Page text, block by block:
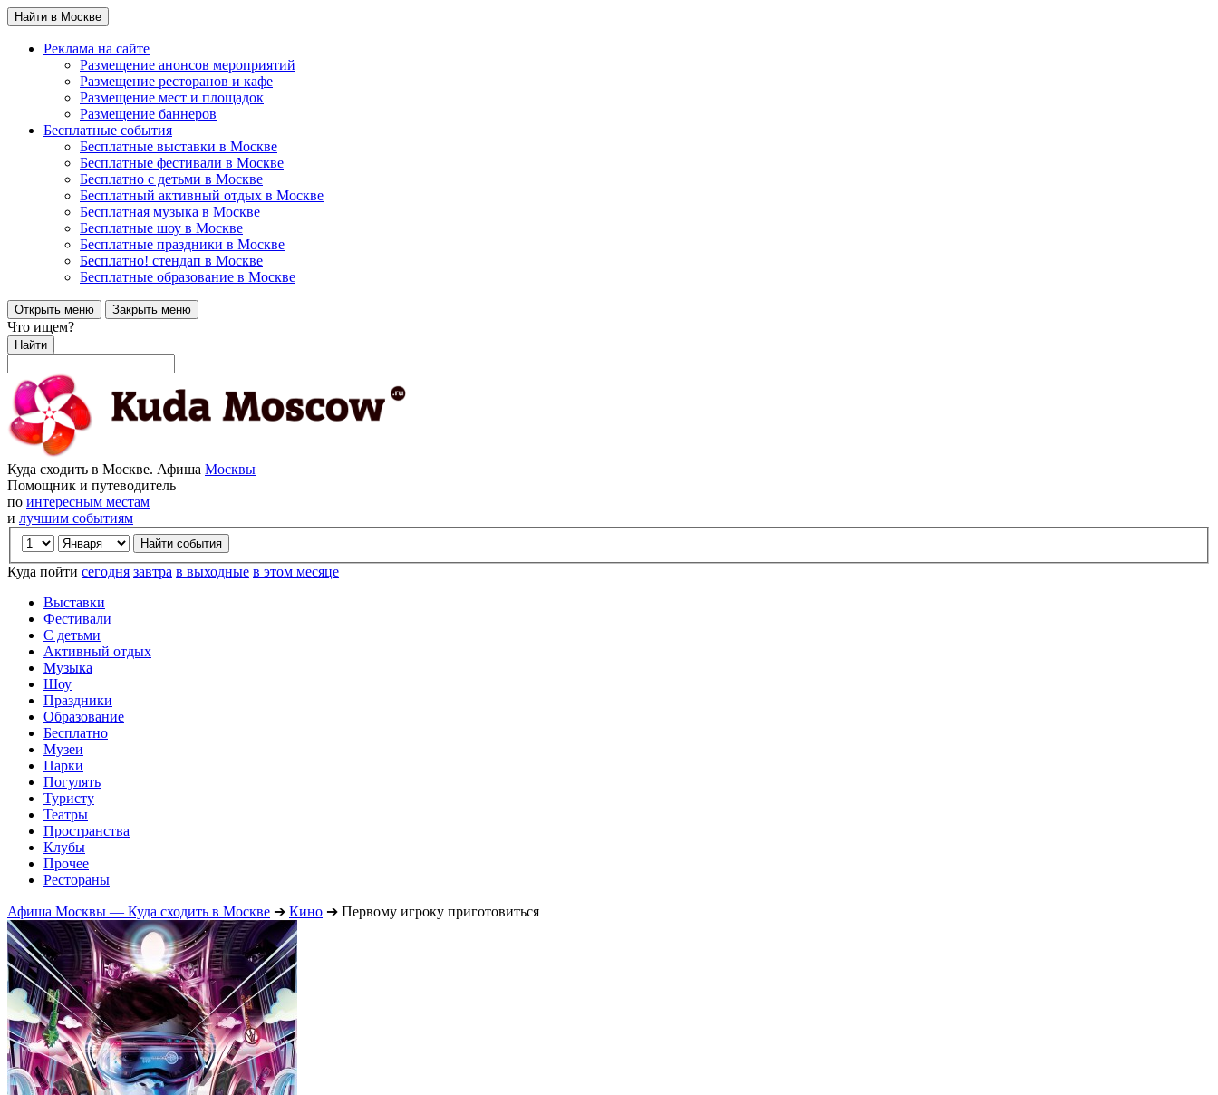
Найти в Москве
Реклама на сайте
Размещение анонсов мероприятий
Размещение ресторанов и кафе
Размещение мест и площадок
Размещение баннеров
Бесплатные события
Бесплатные выставки в Москве
Бесплатные фестивали в Москве
Бесплатно с детьми в Москве
Бесплатный активный отдых в Москве
Бесплатная музыка в Москве
Бесплатные шоу в Москве
Бесплатные праздники в Москве
Бесплатно! стендап в Москве
Бесплатные образование в Москве
Открыть меню Закрыть меню
Что ищем?
Найти
Куда сходить в Москве. Афиша Москвы
Помощник и путеводитель
по интересным местам
и лучшим событиям
Куда пойти сегодня завтра в выходные в этом месяце
Выставки
Фестивали
С детьми
Активный отдых
Музыка
Шоу
Праздники
Образование
Бесплатно
Музеи
Парки
Погулять
Туристу
Театры
Пространства
Клубы
Прочее
Рестораны
Афиша Москвы — Куда сходить в Москве ➔ Кино ➔ Первому игроку приготовиться